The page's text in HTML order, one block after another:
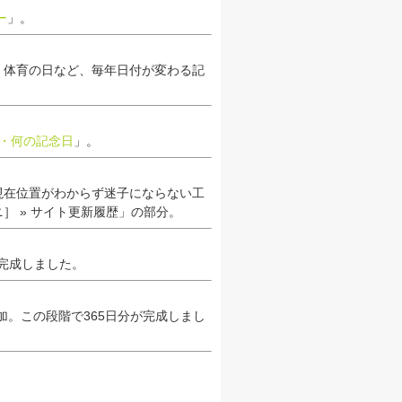
」。
育の日など、毎年日付が変わる記
何の記念日 」。
位置がわからず迷子にならない工
» サイト更新履歴」の部分。
しました。
この段階で365日分が完成しまし